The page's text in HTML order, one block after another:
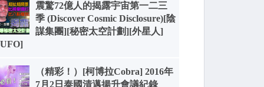
震驚72億人的揭露宇宙第一二三
季 (Discover Cosmic Disclosure)[陰
謀集團][秘密太空計劃][外星人]
（精彩！）[柯博拉Cobra] 2016年
7月2日泰國清邁揚升會議紀錄